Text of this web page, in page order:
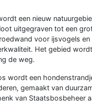
een nieuw
uitgegraven tot een
voor ijsvogels
Het gebied
de weg.
wordt een
gemaakt van
van Staatsbosbeheer